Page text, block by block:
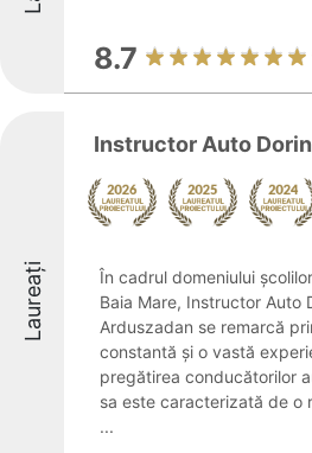
8.7
Laureați
Instructor Auto
În cadrul domeniului
Baia Mare, Instructor Auto
Arduszadan se remarcă
constantă și o vastă
pregătirea conducătorilor
sa este caracterizată de o
...